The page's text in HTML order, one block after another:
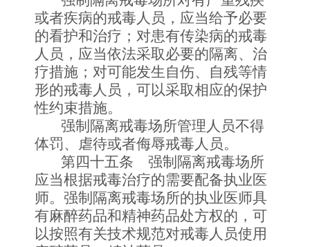
或者疾病的戒毒人员，应当给予必要
的看护和治疗；对患有传染病的戒毒
人员，应当依法采取必要的隔离、治
疗措施；对可能发生自伤、自残等情
形的戒毒人员，可以采取相应的保护
性约束措施。
强制隔离戒毒场所管理人员不得
体罚、虐待或者侮辱戒毒人员。
第四十五条 强制隔离戒毒场所
应当根据戒毒治疗的需要配备执业医
师。强制隔离戒毒场所的执业医师具
有麻醉药品和精神药品处方权的，可
以按照有关技术规范对戒毒人员使用